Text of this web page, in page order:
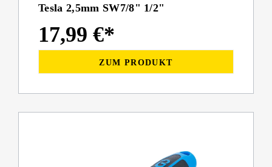
Tesla 2,5mm SW7/8" 1/2"
17,99 €*
ZUM PRODUKT